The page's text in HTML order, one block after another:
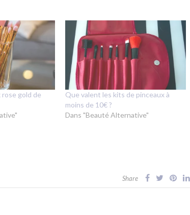
rose gold de
Que valent les kits de pinceaux à
moins de 10€ ?
Dans "Beauté Alternative"
Share